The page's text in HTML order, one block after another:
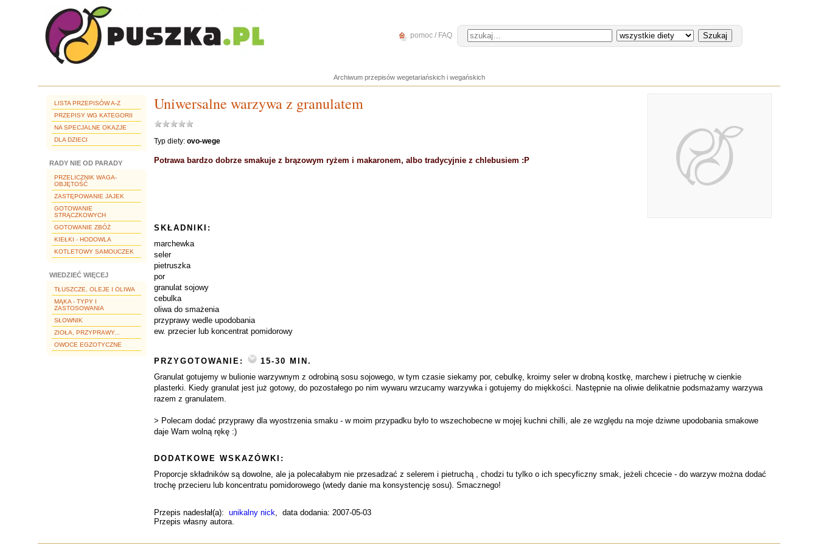
pomoc / FAQ
Archiwum przepisów wegetariańskich i wegańskich
LISTA PRZEPISÓW A-Z
PRZEPISY WG KATEGORII
NA SPECJALNE OKAZJE
DLA DZIECI
RADY NIE OD PARADY
PRZELICZNIK WAGA-
OBJĘTOŚĆ
ZASTĘPOWANIE JAJEK
GOTOWANIE
STRĄCZKOWYCH
GOTOWANIE ZBÓŻ
KIEŁKI - HODOWLA
KOTLETOWY SAMOUCZEK
WIEDZIEĆ WIĘCEJ
TŁUSZCZE, OLEJE I OLIWA
MĄKA - TYPY I
ZASTOSOWANIA
SŁOWNIK
ZIOŁA, PRZYPRAWY...
OWOCE EGZOTYCZNE
Uniwersalne warzywa z granulatem
Typ diety: ovo-wege
Potrawa bardzo dobrze smakuje z brązowym ryżem i makaronem, albo tradycyjnie z chlebusiem :P
SKŁADNIKI:
marchewka
seler
pietruszka
por
granulat sojowy
cebulka
oliwa do smażenia
przyprawy wedle upodobania
ew. przecier lub koncentrat pomidorowy
PRZYGOTOWANIE:
15-30 MIN.
Granulat gotujemy w bulionie warzywnym z odrobiną sosu sojowego, w tym czasie siekamy por, cebulkę, kroimy seler w drobną kostkę, marchew i pietruchę w cienkie
plasterki. Kiedy granulat jest już gotowy, do pozostałego po nim wywaru wrzucamy warzywka i gotujemy do miękkości. Następnie na oliwie delikatnie podsmażamy warzywa
razem z granulatem.
> Polecam dodać przyprawy dla wyostrzenia smaku - w moim przypadku było to wszechobecne w mojej kuchni chilli, ale ze względu na moje dziwne upodobania smakowe
daje Wam wolną rękę :)
DODATKOWE WSKAZÓWKI:
Proporcje składników są dowolne, ale ja polecałabym nie przesadzać z selerem i pietruchą , chodzi tu tylko o ich specyficzny smak, jeżeli chcecie - do warzyw można dodać
trochę przecieru lub koncentratu pomidorowego (wtedy danie ma konsystencję sosu). Smacznego!
Przepis nadesłał(a): unikalny nick, data dodania: 2007-05-03
Przepis własny autora.